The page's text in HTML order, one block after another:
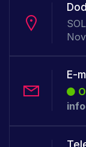
E-